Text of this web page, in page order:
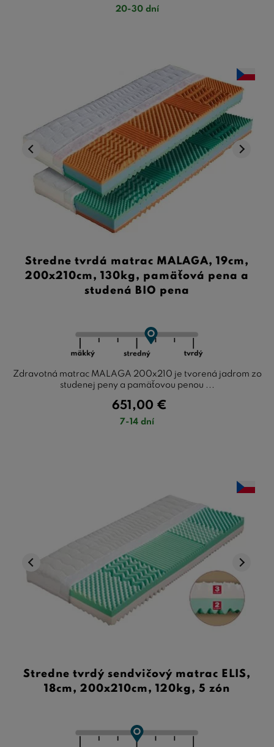
20-30 dní
Stredne tvrdá matrac MALAGA, 19cm,
200x210cm, 130kg, pamäťová pena a
studená BIO pena
Zdravotná matrac MALAGA 200x210 je tvorená jadrom zo
studenej peny a pamäťovou penou ...
651,00 €
7-14 dní
Stredne tvrdý sendvičový matrac ELIS,
18cm, 200x210cm, 120kg, 5 zón